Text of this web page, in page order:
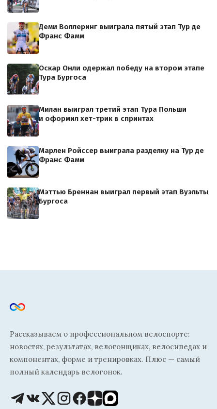
Деми Воллеринг выиграла пятый этап Тур де
Франс Фамм
Оскар Онли одержал победу на втором этапе
Тура Бургоса
Милан выиграл третий этап Тура Польши
и оформил хет-трик в спринтах
Марлен Ройссер выиграла разделку на Тур де
Франс Фамм
Мэттью Бреннан выиграл первый этап Вуэльты
Бургоса
Рассказываем о профессиональном велоспорте:
новостях, результатах, велогонщиках, велосипедах и
компонентах, форме и тренировках. Плюс — самый
полный календарь велогонок.